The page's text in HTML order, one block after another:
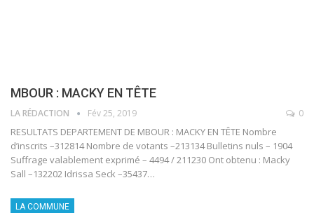
MBOUR : MACKY EN TÊTE
LA RÉDACTION Fév 25, 2019 0
RESULTATS DEPARTEMENT DE MBOUR : MACKY EN TÊTE Nombre
d’inscrits –312814 Nombre de votants –213134 Bulletins nuls – 1904
Suffrage valablement exprimé – 4494 / 211230 Ont obtenu : Macky
Sall –132202 Idrissa Seck –35437…
LA COMMUNE